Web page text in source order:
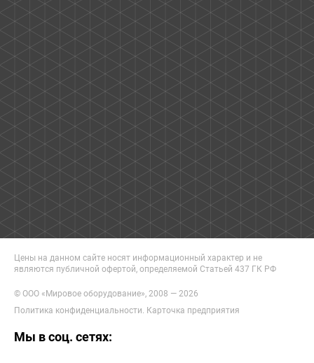
Цены на данном сайте носят информационный характер и не
являются публичной офертой, определяемой Статьей 437 ГК РФ
© ООО «Мировое оборудование», 2008 — 2026
Политика конфиденциальности. Карточка предприятия
Мы в соц. сетях: